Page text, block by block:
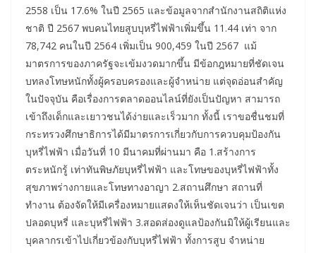
2558 เป็น 17.6% ในปี 2565 และข้อมูลจากสำนักงานสถิติแห่ง
ชาติ ปี 2567 พบคนไทยสูบบุหรี่ไฟฟ้าเพิ่มขึ้น 11.44 เท่า จาก
78,742 คนในปี 2564 เพิ่มเป็น 900,459 ในปี 2567 แม้
มาตรการของภาครัฐจะเข้มงวดมากขึ้น มีข้อกฎหมายที่ชัดเจน
บทลงโทษหนักทั้งผู้ครอบครองและผู้จำหน่าย แต่จุดอ่อนสำคัญ
ในปัจจุบัน คือเรื่องการตลาดออนไลน์ที่ยังเป็นปัญหา สามารถ
เข้าถึงเด็กและเยาวชนได้ง่ายและเร็วมาก ทั้งนี้ เราขอชื่นชมที่
กระทรวงศึกษาธิการได้มีมาตรการเกี่ยวกับการควบคุมป้องกัน
บุหรี่ไฟฟ้า เมื่อวันที่ 10 มีนาคมที่ผ่านมา คือ 1.สร้างการ
ตระหนักรู้ เท่าทันพิษภัยบุหรี่ไฟฟ้า และโทษของบุหรี่ไฟฟ้าทั้ง
สุขภาพร่างกายและโทษทางอาญา 2.สถานศึกษา สถานที่
ทำงาน ต้องจัดให้มีเครื่องหมายแสดงให้เห็นชัดเจนว่า เป็นเขต
ปลอดบุหรี่ และบุหรี่ไฟฟ้า 3.สอดส่องดูแลป้องกันมิให้ผู้เรียนและ
บุคลากรเข้าไปเกี่ยวข้องกับบุหรี่ไฟฟ้า ทั้งการสูบ จำหน่าย